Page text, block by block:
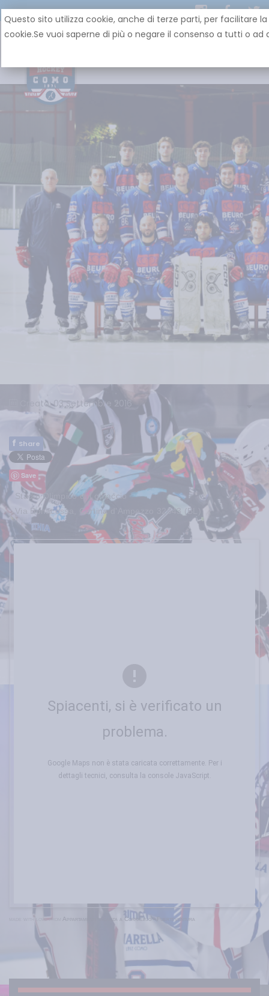
Creato: 03 Settembre 2016
f Share
Save
Stadio Olimpico del ghiaccio
Via Bonacossa, Cortina d'Ampezzo 32043 (BL)
Spiacenti, si è verificato un
problema.
Google Maps non è stata caricata correttamente. Per i
dettagli tecnici, consulta la console JavaScript.
made with love from Appartamenti vacanza a Corralejo - Fuerteventura
Questo sito utilizza cookie, anche di terze parti, per facilitare
cookie.Se vuoi saperne di più o negare il consenso a tutti o ad